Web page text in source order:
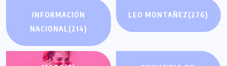
INFORMACIÓN
NACIONAL(214)
LEO MONTAÑEZ(276)